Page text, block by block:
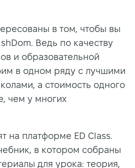
в том, чтобы вы
Ведь по качеству
и образовательной
в одном ряду с лучшими
а стоимость одного
чем у многих
на платформе ED Class.
в котором собраны
для урока: теория,